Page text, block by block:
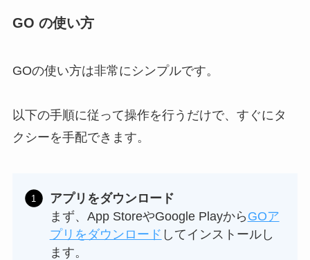
GO の使い方
GOの使い方は非常にシンプルです。
以下の手順に従って操作を行うだけで、すぐにタ
クシーを手配できます。
アプリをダウンロード
まず、App StoreやGoogle Playから GOア
プリをダウンロード してインストールし
ます。